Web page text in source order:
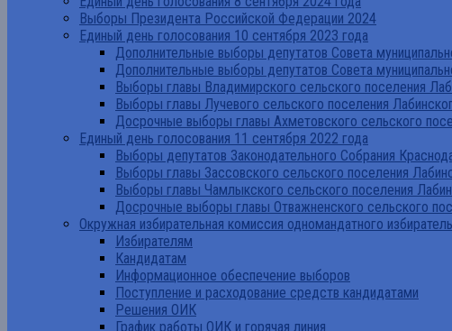
Выборы Президента Российской Федерации 2024
Единый день голосования 10 сентября 2023 года
Дополнительные выборы депутатов Совета
Дополнительные выборы депутатов Совета
Выборы главы Владимирского сельского поселения
Выборы главы Лучевого сельского поселения
Досрочные выборы главы Ахметовского сельского
Единый день голосования 11 сентября 2022 года
Выборы депутатов Законодательного Собрания
Выборы главы Зассовского сельского поселения
Выборы главы Чамлыкского сельского поселения
Досрочные выборы главы Отважненского сельского
Окружная избирательная комиссия одномандатного
Избирателям
Кандидатам
Информационное обеспечение выборов
Поступление и расходование средств кандидатами
Решения ОИК
График работы ОИК и горячая линия